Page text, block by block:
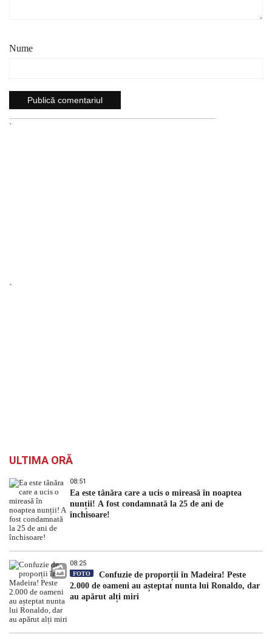
Nume
`
`
ULTIMA ORĂ
08:51
Ea este tânăra care a ucis o mireasă în noaptea
nunții! A fost condamnată la 25 de ani de
închisoare!
08:25
FOTO
Confuzie de proporții în Madeira! Peste
2.000 de oameni au așteptat nunta lui Ronaldo, dar
au apărut alți miri